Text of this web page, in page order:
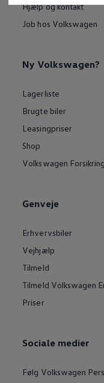
Hjælp og kontakt
Job hos Volkswagen
Ny Volkswagen?
Lagerliste
Brugte biler
Leasingpriser
Shop
Volkswagen Forsikring
Genveje
Erhvervsbiler
Vejhjælp
Tilmeld
Tilmeld Volkswagen
Priser
Sociale medier
Følg Volkswagen